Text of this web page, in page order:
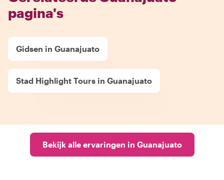
pagina's
Gidsen in Guanajuato
Stad Highlight Tours in Guanajuato
Bekijk alle ervaringen in Guanajuato